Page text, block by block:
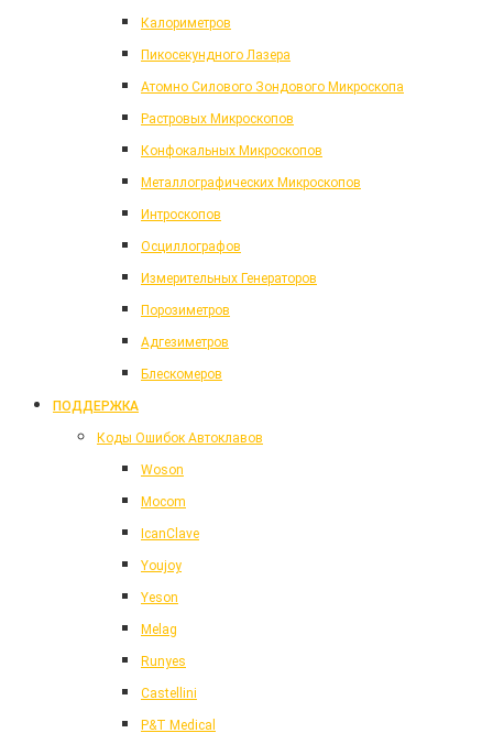
Калориметров
Пикосекундного Лазера
Атомно Силового Зондового Микроскопа
Растровых Микроскопов
Конфокальных Микроскопов
Металлографических Микроскопов
Интроскопов
Осциллографов
Измерительных Генераторов
Порозиметров
Адгезиметров
Блескомеров
ПОДДЕРЖКА
Коды Ошибок Автоклавов
Woson
Mocom
IcanClave
Youjoy
Yeson
Melag
Runyes
Castellini
P&T Medical